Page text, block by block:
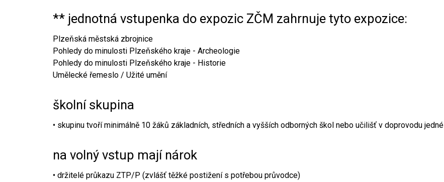
** jednotná vstupenka do expozic ZČM zahrnuje tyto expozice:
Plzeňská městská zbrojnice
Pohledy do minulosti Plzeňského kraje - Archeologie
Pohledy do minulosti Plzeňského kraje - Historie
Umělecké řemeslo / Užité umění
školní skupina
• skupinu tvoří minimálně 10 žáků základních, středních a vyšších odborných škol nebo učilišť v doprovodu
na volný vstup mají nárok
• držitelé průkazu ZTP/P (zvlášť těžké postižení s potřebou průvodce)